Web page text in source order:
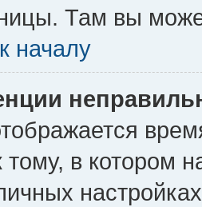
Там вы
началу
тому, в котором